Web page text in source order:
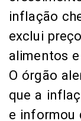
inflação
exclui
alimentos
O órgão
que a
e informou